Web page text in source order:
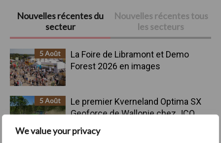
We value your privacy
Barre
latérale
principale
Nouvelles récentes du
secteur
Nouvelles récentes tous
les secteurs
5 Août
La Foire de Libramont et Demo
Forest 2026 en images
5 Août
Le premier Kverneland Optima SX
Geoforce de Wallonie chez JCO
Lapraille